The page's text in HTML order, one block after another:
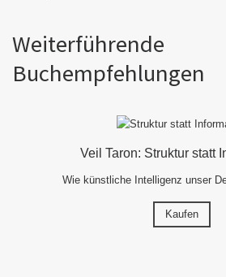
Weiterführende
Buchempfehlungen
Veil Taron: Struktur statt
Wie künstliche Intelligenz unser
Kaufen